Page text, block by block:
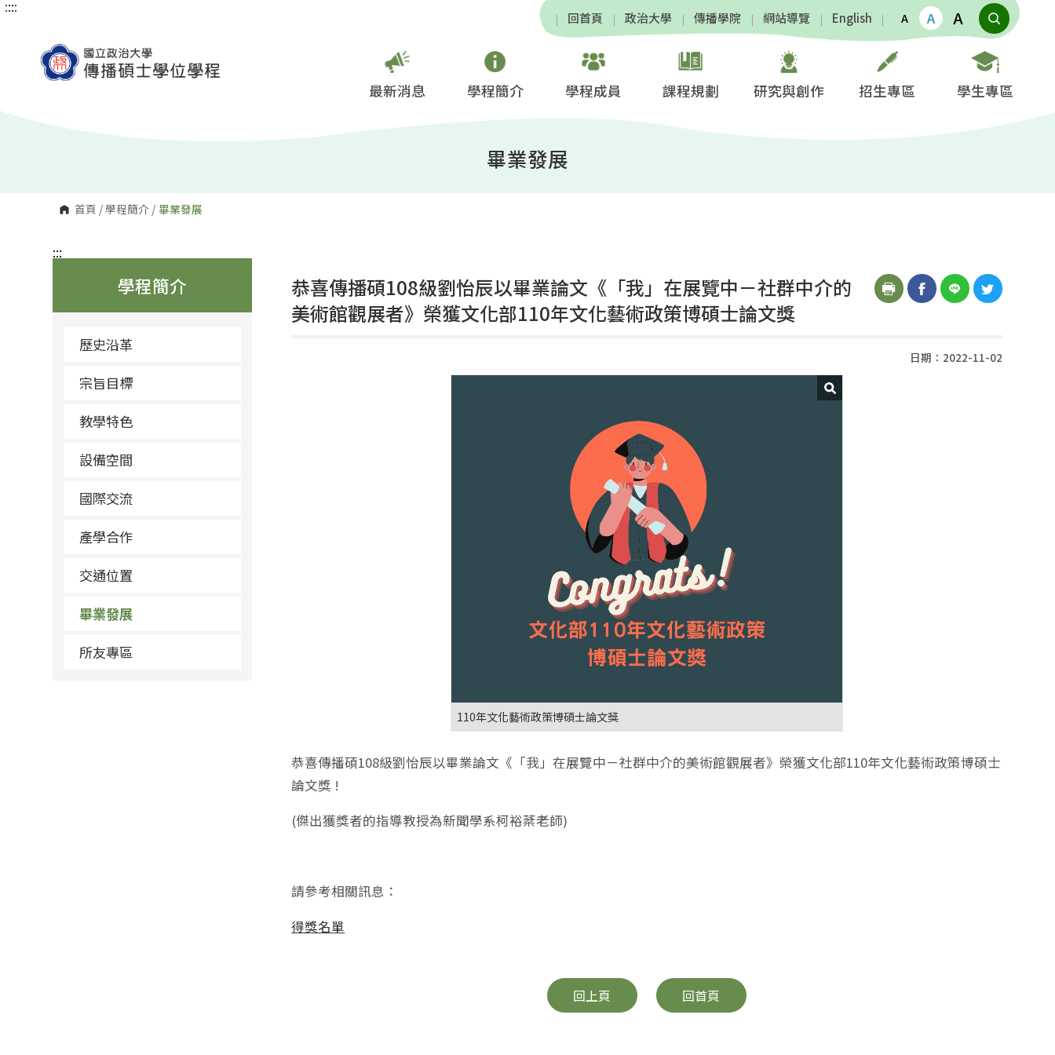
跳
:::
回首頁 政治大學 傳播學院 網站導覽 English A A A
最新消息 學程簡介 學程成員 課程規劃 研究與創作 招生專區 學生專區
畢業發展
首頁 /學程簡介 / 畢業發展
:::
學程簡介
歷史沿革
宗旨目標
教學特色
設備空間
國際交流
產學合作
交通位置
畢業發展
所友專區
:::
恭喜傳播碩108級劉怡辰以畢業論文《「我」在展覽中－社群中介的
美術館觀展者》榮獲文化部110年文化藝術政策博碩士論文獎
日期：2022-11-02
110年文化藝術政策博碩士論文獎
恭喜傳播碩108級劉怡辰以畢業論文《「我」在展覽中－社群中介的美術館觀展者》榮獲文化部110年文化藝術政策博碩士
論文獎 !
(傑出獲獎者的指導教授為新聞學系柯裕棻老師)
請參考相關訊息：
得獎名單
回上頁 回首頁